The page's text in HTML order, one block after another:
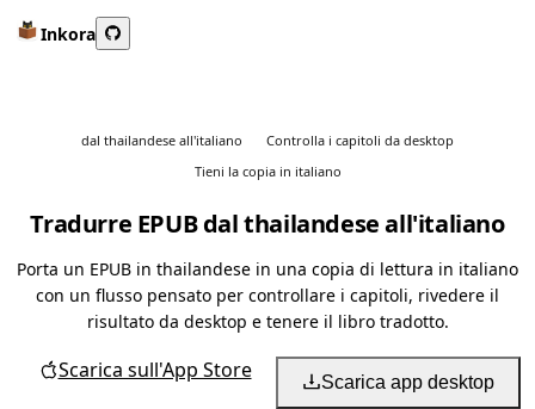
Inkora
dal thailandese all'italiano
Controlla i capitoli da desktop
Tieni la copia in italiano
Tradurre EPUB dal thailandese all'italiano
Porta un EPUB in thailandese in una copia di lettura in italiano
con un flusso pensato per controllare i capitoli, rivedere il
risultato da desktop e tenere il libro tradotto.
Scarica sull'App Store Scarica app desktop